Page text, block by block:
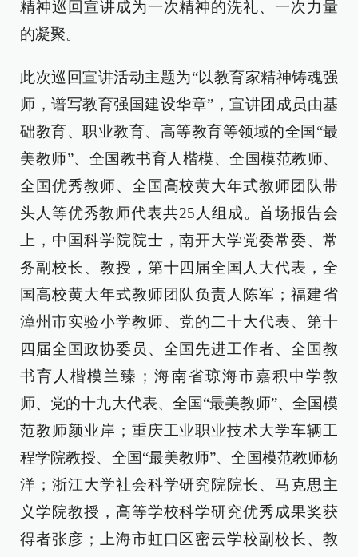
精神巡回宣讲成为一次精神的洗礼、一次力量
的凝聚。
此次巡回宣讲活动主题为“以教育家精神铸魂强
师，谱写教育强国建设华章”，宣讲团成员由基
础教育、职业教育、高等教育等领域的全国“最
美教师”、全国教书育人楷模、全国模范教师、
全国优秀教师、全国高校黄大年式教师团队带
头人等优秀教师代表共25人组成。首场报告会
上，中国科学院院士，南开大学党委常委、常
务副校长、教授，第十四届全国人大代表，全
国高校黄大年式教师团队负责人陈军；福建省
漳州市实验小学教师、党的二十大代表、第十
四届全国政协委员、全国先进工作者、全国教
书育人楷模兰臻；海南省琼海市嘉积中学教
师、党的十九大代表、全国“最美教师”、全国模
范教师颜业岸；重庆工业职业技术大学车辆工
程学院教授、全国“最美教师”、全国模范教师杨
洋；浙江大学社会科学研究院院长、马克思主
义学院教授，高等学校科学研究优秀成果奖获
得者张彦；上海市虹口区密云学校副校长、教